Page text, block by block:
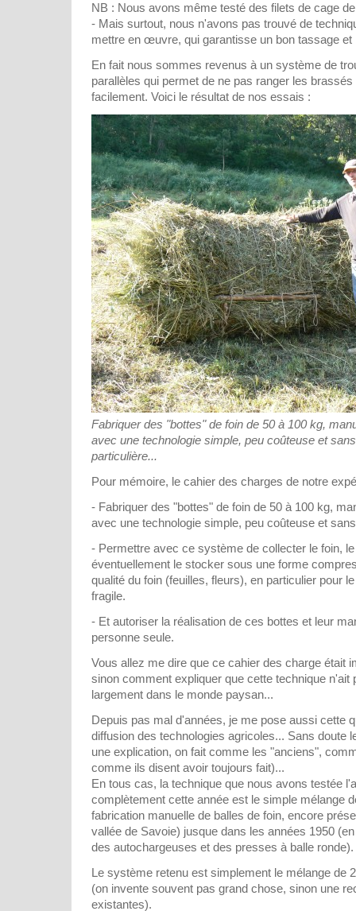
NB : Nous avons même testé des filets de cage
- Mais surtout, nous n'avons pas trouvé de
mettre en œuvre, qui garantisse un bon tassage et
En fait nous sommes revenus à un système de
parallèles qui permet de ne pas ranger les
facilement. Voici le résultat de nos essais :
Fabriquer des "bottes" de foin de 50 à 100 kg,
avec une technologie simple, peu coûteuse et
particulière...
Pour mémoire, le cahier des charges de notre
- Fabriquer des "bottes" de foin de 50 à 100 kg,
avec une technologie simple, peu coûteuse et
- Permettre avec ce système de collecter le foin,
éventuellement le stocker sous une forme
qualité du foin (feuilles, fleurs), en particulier pour
fragile.
- Et autoriser la réalisation de ces bottes et leur
personne seule.
Vous allez me dire que ce cahier des charge était
sinon comment expliquer que cette technique n'ait
largement dans le monde paysan...
Depuis pas mal d'années, je me pose aussi cette
diffusion des technologies agricoles... Sans doute
une explication, on fait comme les "anciens",
comme ils disent avoir toujours fait)...
En tous cas, la technique que nous avons testée
complètement cette année est le simple mélange
fabrication manuelle de balles de foin, encore
vallée de Savoie) jusque dans les années 1950
des autochargeuses et des presses à balle ronde).
Le système retenu est simplement le mélange de
(on invente souvent pas grand chose, sinon une
existantes).